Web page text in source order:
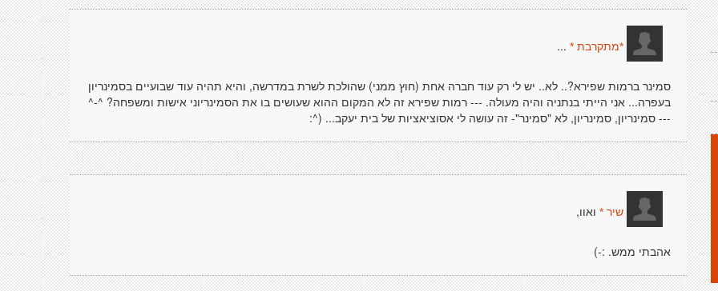
*מתקרבת * ...
סמינר ברמות שפירא?.. לא.. יש לי רק עוד חברה אחת (חוץ ממני) שהולכת לשרת במדרשה, והיא תהיה עוד שבועיים בסמינריון
בעפרה... אני הייתי בנתניה והיה מעולה. --- רמות שפירא זה לא המקום ההוא שעושים בו את הסמינריוני אישות ומשפחה? ^-^
--- סמינריון, סמינריון, לא "סמינר"- זה עושה לי אסוציאציות של בית יעקב... (^:
שיר * ואוו,
אהבתי ממש. :-)